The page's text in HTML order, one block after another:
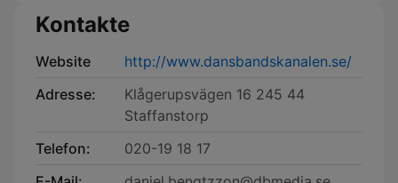
Kontakte
Website
http://www.dansbandskanalen.se/
Adresse:
Klågerupsvägen 16 245 44
Staffanstorp
Telefon:
020-19 18 17